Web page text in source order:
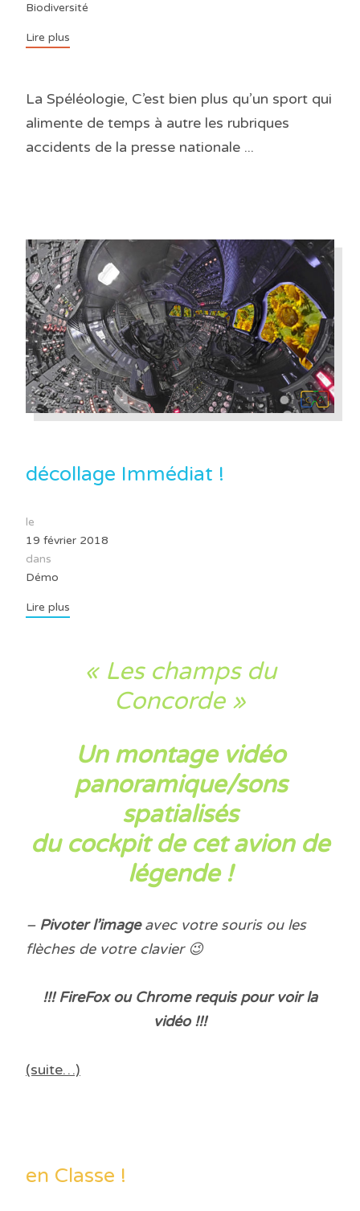
Biodiversité
Lire plus
La Spéléologie, C’est bien plus qu’un sport qui
alimente de temps à autre les rubriques
accidents de la presse nationale ...
décollage Immédiat !
le
19 février 2018
dans
Démo
Lire plus
« Les champs du
Concorde»
Un montage vidéo
panoramique/sons
spatialisés
du cockpit de cet avion de
légende !
– Pivoter l’imageavec votre souris ou les
flèches de votre clavier 😉
!!! FireFox ou Chrome requis pour voir la
vidéo !!!
(suite…)
en Classe !